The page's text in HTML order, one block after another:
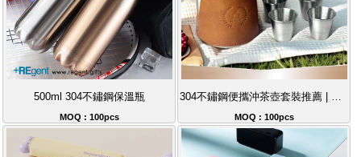
500ml 304不鏽鋼保溫瓶
MOQ : 100pcs
304不鏽鋼便攜沖茶壺套裝推薦 | 戶外露營旅行工夫茶具 | 可客製化刻字送禮首選
MOQ : 100pcs